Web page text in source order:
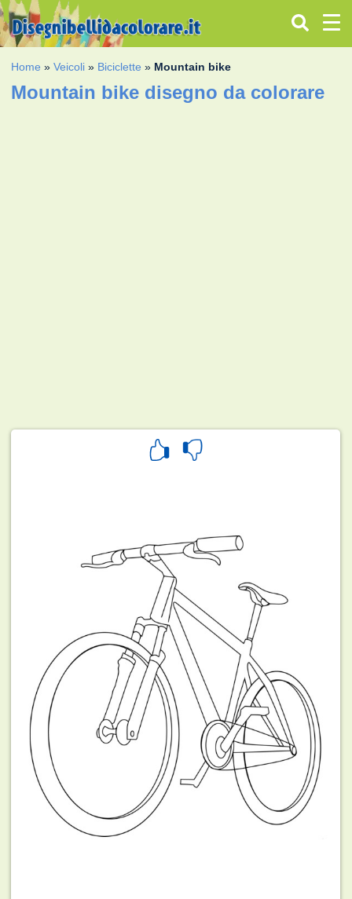
Home »Veicoli » Biciclette » Mountain bike
Mountain bike disegno da colorare